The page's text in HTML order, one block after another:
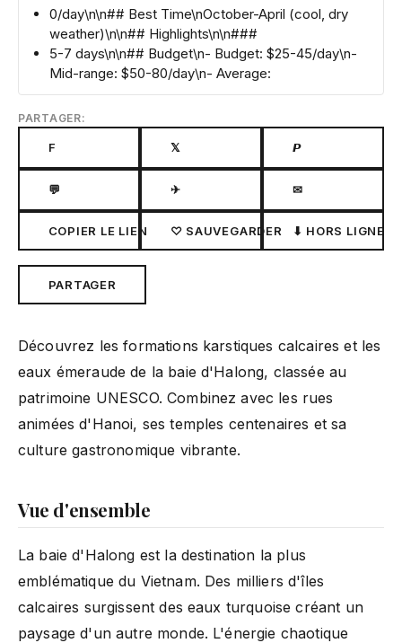
0/day\n\n## Best Time\nOctober-April (cool, dry
weather)\n\n## Highlights\n\n###
5-7 days\n\n## Budget\n- Budget: $25-45/day\n-
Mid-range: $50-80/day\n- Average:
PARTAGER:
F 𝕏 𝙋
💬 ✈ ✉
COPIER LE LIEN ♡ SAUVEGARDER ⬇ HORS LIGNE
PARTAGER
Découvrez les formations karstiques calcaires et les
eaux émeraude de la baie d'Halong, classée au
patrimoine UNESCO. Combinez avec les rues
animées d'Hanoi, ses temples centenaires et sa
culture gastronomique vibrante.
Vue d'ensemble
La baie d'Halong est la destination la plus
emblématique du Vietnam. Des milliers d'îles
calcaires surgissent des eaux turquoise créant un
paysage d'un autre monde. L'énergie chaotique